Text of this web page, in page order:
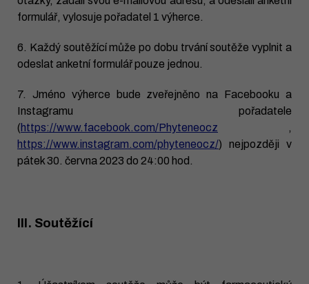
formulář, vylosuje pořadatel 1 výherce.
6. Každý soutěžící může po dobu trvání soutěže vyplnit a
odeslat anketní formulář pouze jednou.
7. Jméno výherce bude zveřejněno na Facebooku a
Instagramu pořadatele
(https://www.facebook.com/Phyteneocz ,
https://www.instagram.com/phyteneocz/) nejpozději v
pátek 30. června 2023 do 24:00 hod.
III. Soutěžící